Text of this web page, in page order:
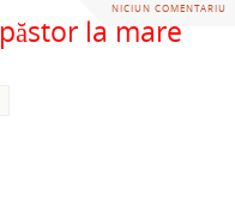
NICIUN COMENTARIU
la mare